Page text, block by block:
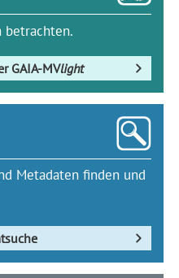
betrachten.
GAIA-MVlight
Metadaten finden und